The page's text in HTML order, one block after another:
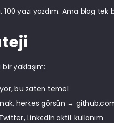
yazı yazdım. Ama blog tek
bir yaklaşım:
bu zaten temel
herkes görsün →
LinkedIn aktif kullanım